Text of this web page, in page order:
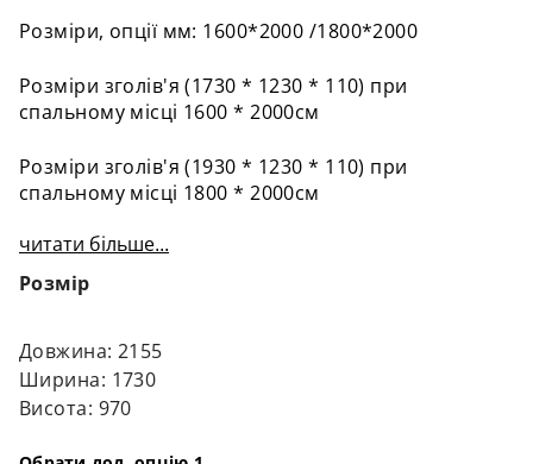
Розміри, опції мм: 1600*2000 /1800*2000
Розміри зголів'я (1730 * 1230 * 110) при
спальному місці 1600 * 2000см
Розміри зголів'я (1930 * 1230 * 110) при
спальному місці 1800 * 2000см
читати більше...
Розмір
Довжина: 2155
Ширина: 1730
Висота: 970